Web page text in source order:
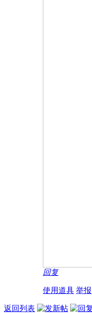
回复
使用道具 举报
返回列表